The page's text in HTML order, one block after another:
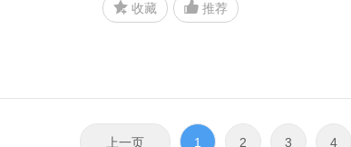
收藏 推荐
上一页 1 2 3 4